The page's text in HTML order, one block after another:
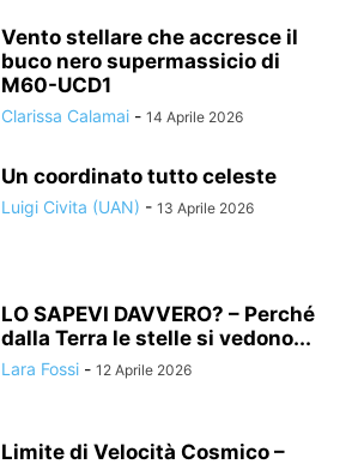
Vento stellare che accresce il
buco nero supermassicio di
M60-UCD1
Clarissa Calamai - 14 Aprile 2026
Un coordinato tutto celeste
Luigi Civita (UAN) - 13 Aprile 2026
LO SAPEVI DAVVERO? – Perché
dalla Terra le stelle si vedono...
Lara Fossi - 12 Aprile 2026
Limite di Velocità Cosmico –